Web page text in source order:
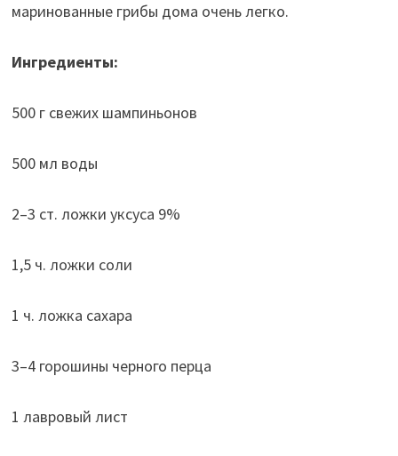
маринованные грибы дома очень легко.
Ингредиенты:
500 г свежих шампиньонов
500 мл воды
2–3 ст. ложки уксуса 9%
1,5 ч. ложки соли
1 ч. ложка сахара
3–4 горошины черного перца
1 лавровый лист